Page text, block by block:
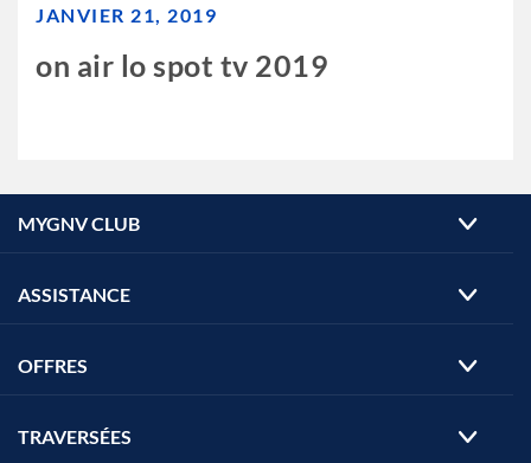
JANVIER 21, 2019
on air lo spot tv 2019
MYGNV CLUB
ASSISTANCE
OFFRES
TRAVERSÉES